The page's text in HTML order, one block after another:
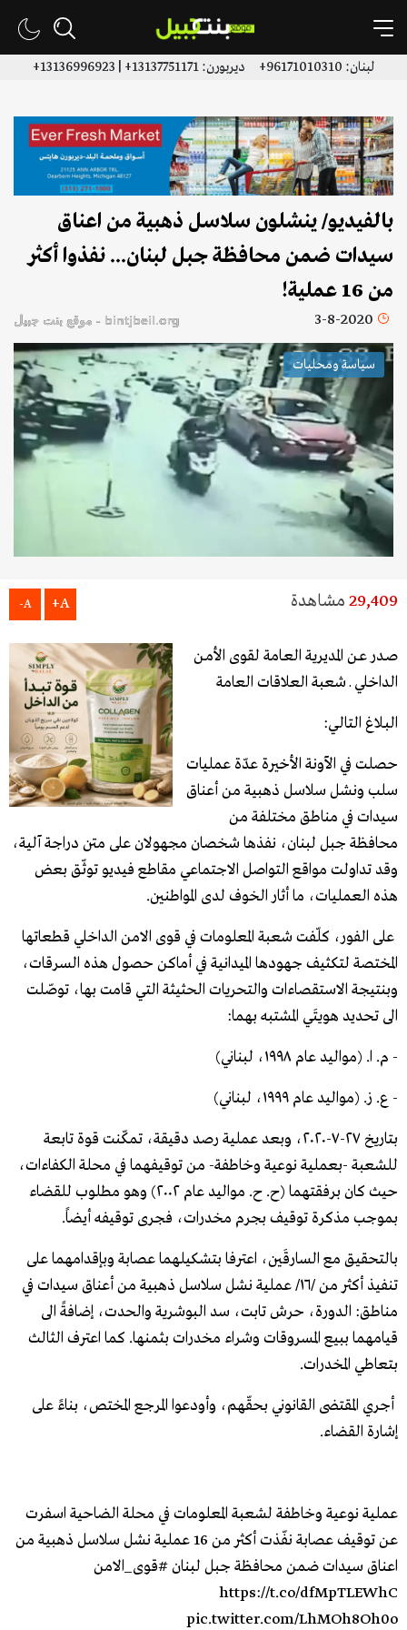
لبنان: 96171010310+ ديربورن: 13137751171+ | 13136996923+
بالفيديو/ ينشلون سلاسل ذهبية من اعناق
سيدات ضمن محافظة جبل لبنان... نفذوا أكثر
من 16 عملية!
3-8-2020 bintjbeil.org - موقع بنت جبيل
سياسة ومحليات
29,409 مشاهدة A+
A-
صـدر عـن المديرية العـامة لقوى الأمـن
الداخلي ـ شعبة العلاقات العامة
البـلاغ التالـي:
حصلت في الآونة الأخيرة عدّة عمليات
سلب ونشل سلاسل ذهبية من أعناق
سيدات في مناطق مختلفة من
محافظة جبل لبنان، نفذها شخصان مجهولان على متن دراجة آلية،
وقد تداولت مواقع التواصل الاجتماعي مقاطع فيديو توثّق بعض
هذه العمليات، ما أثار الخوف لدى المواطنين.
على الفور، كلّفت شعبة المعلومات في قوى الامن الداخلي قطعاتها
المختصة لتكثيف جهودها الميدانية في أماكن حصول هذه السرقات،
وبنتيجة الاستقصاءات والتحريات الحثيثة التي قامت بها، توصّلت
الى تحديد هويتَي المشتبه بهما:
- م. ا. (مواليد عام ١٩٩٨، لبناني)
- ع. ز. (مواليد عام ١٩٩٩، لبناني)
بتاريخ ٢٧-٧-٢٠٢٠، وبعد عملية رصد دقيقة، تمكّنت قوة تابعة
للشعبة -بعملية نوعية وخاطفة- من توقيفهما في محلة الكفاءات،
حيث كان برفقتهما (ح. ح. مواليد عام ۲۰۰۲) وهو مطلوب للقضاء
بموجب مذكرة توقيف بجرم مخدرات، فجرى توقيفه أيضاً.
بالتحقيق مع السارقَين، اعترفا بتشكيلهما عصابة وبإقدامهما على
تنفيذ أكثر من /١٦/ عملية نشل سلاسل ذهبية من أعناق سيدات في
مناطق: الدورة، حرش تابت، سد البوشرية والحدت، إضافةً الى
قيامهما ببيع المسروقات وشراء مخدرات بثمنها. كما اعترف الثالث
بتعاطي المخدرات.
أجري المقتضى القانوني بحقّهم، وأودعوا المرجع المختص، بناءً على
إشارة القضاء.
عملية نوعية وخاطفة لشعبة المعلومات في محلة الضاحية اسفرت
عن توقيف عصابة نفّذت أكثر من 16 عملية نشل سلاسل ذهبية من
اعناق سيدات ضمن محافظة جبل لبنان#قوى_الامن
https://t.co/dfMpTLEWhC
pic.twitter.com/LhMOh8Oh0o